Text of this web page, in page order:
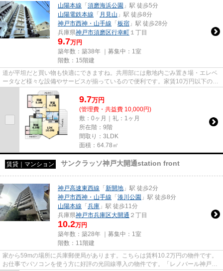
山陽本線 「 須磨海浜公園 」駅 徒歩5分
山陽電鉄本線 「 月見山 」駅 徒歩8分
神戸市西神・山手線 「 板宿 」駅 徒歩28分
兵庫県神戸市須磨区行幸町 １丁目
9.7万円
築年数：築38年 ｜募集中： 1室
階数：15階建
道が平坦だと買い物も快適にできますね。共用部には敷地内ごみ置き場・エレベ
ータなど様々な設備やサービスが揃っているので便利です。家賃10万円以下のマ
ンションをお探しのお客様に...
9.7万円
(管理費・共益費 10,000円)
敷：0ヶ月｜礼：1ヶ月
所在階：9階
間取り：3LDK
面積：64.78㎡
賃貸｜マンション サンクラッソ神戸大開通station front
神戸高速東西線 「 新開地 」駅 徒歩2分
神戸市西神・山手線 「 湊川公園 」駅 徒歩8分
山陽本線 「 兵庫 」駅 徒歩11分
兵庫県神戸市兵庫区大開通 ２丁目
10.2万円
築年数：築28年 ｜募集中： 1室
階数：11階建
家から59mの場所に兵庫郵便局があります。こちらは賃料10.2万円の物件です。
お仕事でパソコンを使う方に好評の光回線導入の物件です。「レノバール神戸」